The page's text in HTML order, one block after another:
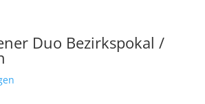
Duo Bezirkspokal /